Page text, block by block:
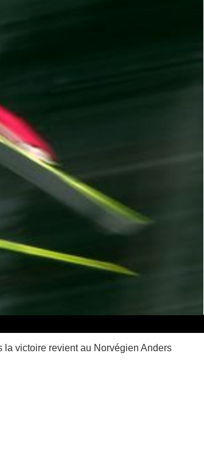
victoire revient au Norvégien Anders